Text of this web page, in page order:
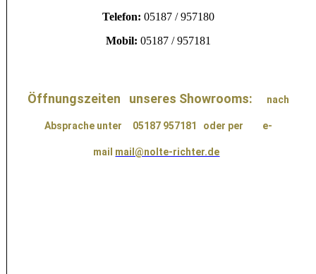
Telefon:05187 / 957180
Mobil:05187 / 957181
Öffnungszeiten unseres Showrooms: nach
Absprache unter 05187 957181 oder per e-
mail mail@nolte-richter.de